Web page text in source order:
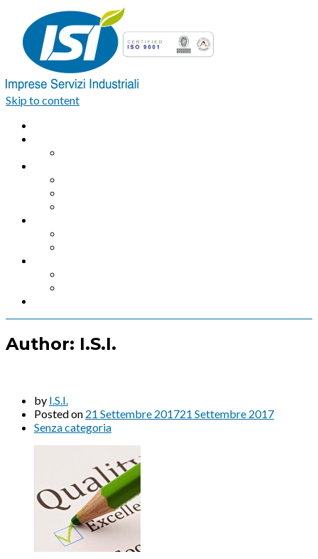
Skip to content
Author: I.S.I.
by I.S.I.
Posted on 21 Settembre 201721 Settembre 2017
Senza categoria